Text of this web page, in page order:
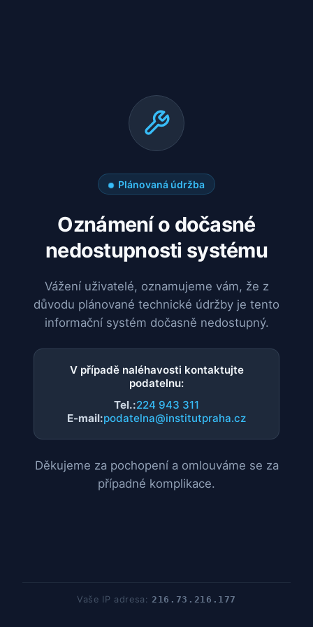
Plánovaná údržba
Oznámení o dočasné
nedostupnosti systému
Vážení uživatelé, oznamujeme vám, že z
důvodu plánované technické údržby je tento
informační systém dočasně nedostupný.
V případě naléhavosti kontaktujte
podatelnu:
Tel.:224 943 311
E-mail:podatelna@institutpraha.cz
Děkujeme za pochopení a omlouváme se za
případné komplikace.
Vaše IP adresa:216.73.216.177